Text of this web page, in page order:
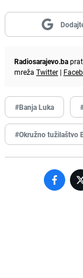
Radiosarajevo.ba
mreža Twitter |
#Banja Luka
#Okružno tužilaštvo